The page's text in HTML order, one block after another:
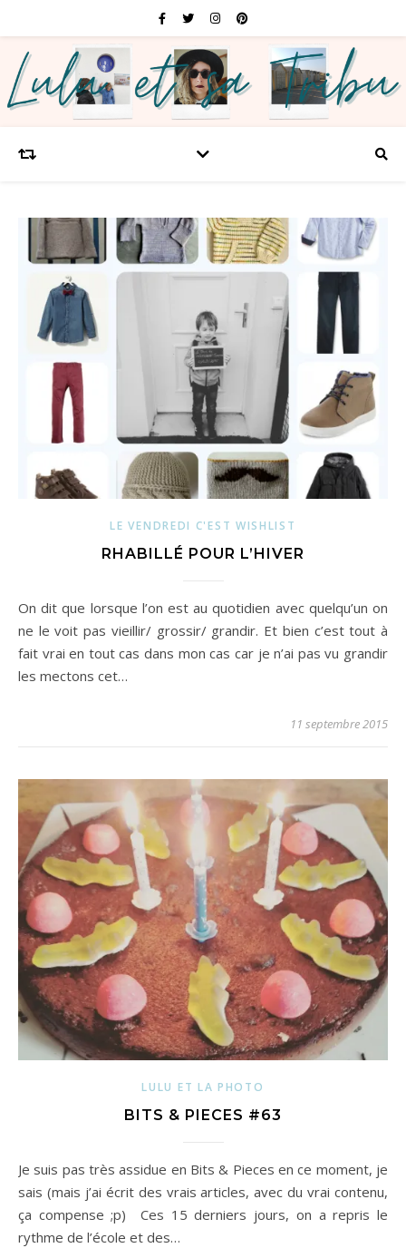
LE VENDREDI C'EST WISHLIST
RHABILLÉ POUR L’HIVER
On dit que lorsque l’on est au quotidien avec quelqu’un on
ne le voit pas vieillir/ grossir/ grandir. Et bien c’est tout à
fait vrai en tout cas dans mon cas car je n’ai pas vu grandir
les mectons cet…
11 septembre 2015
LULU ET LA PHOTO
BITS & PIECES #63
Je suis pas très assidue en Bits & Pieces en ce moment, je
sais (mais j’ai écrit des vrais articles, avec du vrai contenu,
ça compense ;p) Ces 15 derniers jours, on a repris le
rythme de l’école et des…